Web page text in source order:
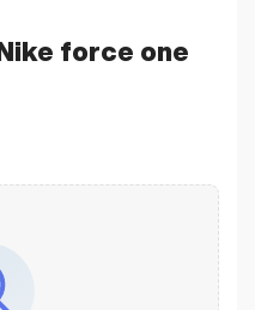
Nike force one